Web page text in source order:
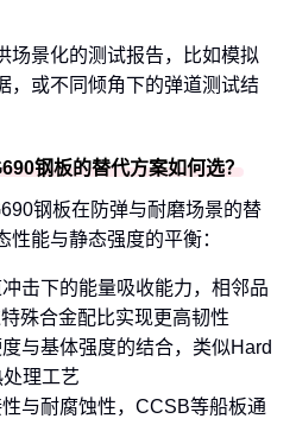
场景化的测试报告，比如模拟
，或不同倾角下的弹道测试结
钢板的替代方案如何选？
钢板在防弹与耐磨场景的替
能与静态强度的平衡：
击下的能量吸收能力，相邻品
殊合金配比实现更高韧性
与基体强度的结合，类似Hard
理工艺
与耐腐蚀性，CCSB等船板通